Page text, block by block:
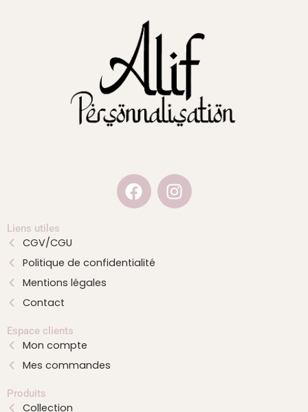
F
a
c
o
I
n
s
Liens utiles
CGV/CGU
Politique de confidentialité
Mentions légales
Contact
Espace clients
Mon compte
Mes commandes
Produits
Collection